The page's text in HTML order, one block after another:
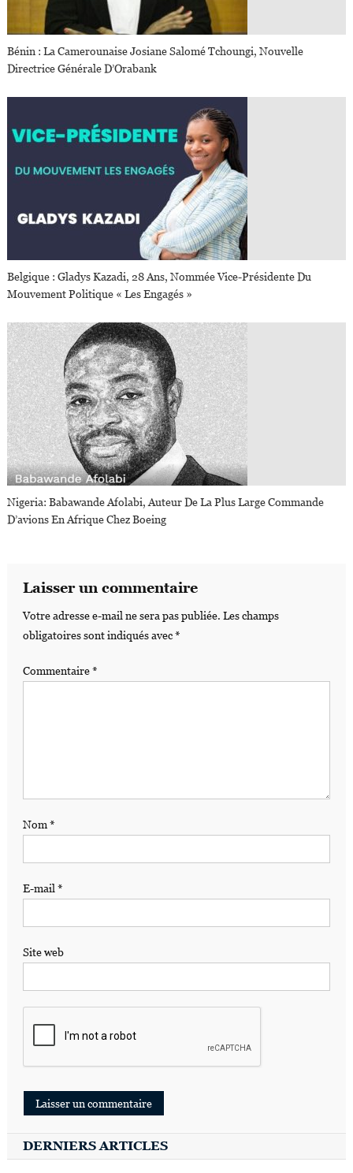
Bénin : La Camerounaise Josiane Salomé Tchoungi, Nouvelle
Directrice Générale D’Orabank
Belgique : Gladys Kazadi, 28 Ans, Nommée Vice-Présidente Du
Mouvement Politique « Les Engagés »
Nigeria: Babawande Afolabi, Auteur De La Plus Large Commande
D’avions En Afrique Chez Boeing
Laisser un commentaire
Votre adresse e-mail ne sera pas publiée. Les champs
obligatoires sont indiqués avec*
Commentaire*
Nom*
E-mail *
Site web
DERNIERS ARTICLES